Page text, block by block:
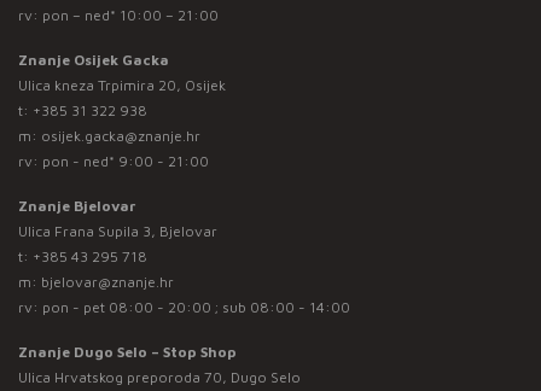
rv: pon – ned* 10:00 – 21:00
Znanje Osijek Gacka
Ulica kneza Trpimira 20, Osijek
t: +385 31 322 938
m: osijek.gacka@znanje.hr
rv: pon - ned* 9:00 - 21:00
Znanje Bjelovar
Ulica Frana Supila 3, Bjelovar
t: +385 43 295 718
m: bjelovar@znanje.hr
rv: pon - pet 08:00 - 20:00 ; sub 08:00 - 14:00
Znanje Dugo Selo – Stop Shop
Ulica Hrvatskog preporoda 70, Dugo Selo